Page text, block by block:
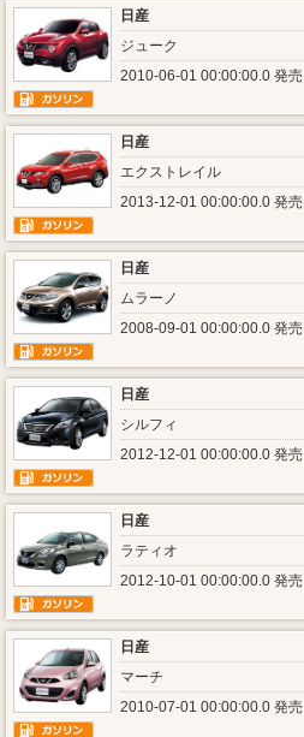
日産
ジューク
2010-06-01 00:00:00.0 発売
日産
エクストレイル
2013-12-01 00:00:00.0 発売
日産
ムラーノ
2008-09-01 00:00:00.0 発売
日産
シルフィ
2012-12-01 00:00:00.0 発売
日産
ラティオ
2012-10-01 00:00:00.0 発売
日産
マーチ
2010-07-01 00:00:00.0 発売